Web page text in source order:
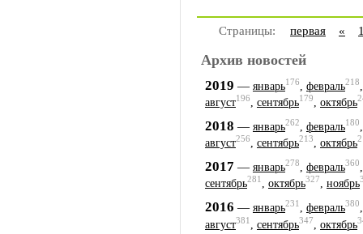
Страницы: первая «
Архив новостей
2019 — январь176 февраль218
август196, сентябрь179, октябрь
2018 — январь262 февраль180
август256, сентябрь213, октябрь
2017 — январь278 февраль360
сентябрь281, октябрь327, ноябрь
2016 — январь231 февраль380
август381 сентябрь347 октябрь